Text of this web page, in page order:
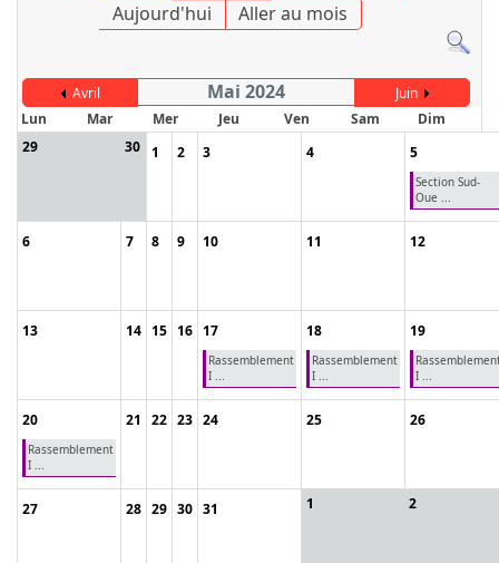
Aujourd'hui
Aller au mois
Avril Mai 2024
Juin
Lun
Mar Mer Jeu Ven Sam
Dim
29
30 1 2 3 4 5
Section Sud-
Oue ...
6 7 8 9 10 11 12
13 14 15 16 17
Rassemblement
I ...
18
Rassemblement
I ...
19
I ...
20
Rassemblement
I ...
21 22 23 24 25 26
27 28 29 30 31 1 2